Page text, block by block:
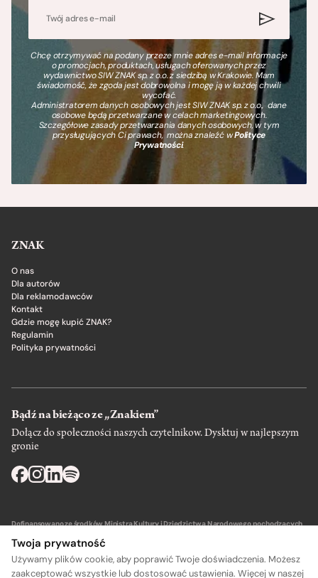
Chcę otrzymywać na podany przeze mnie adres e-mail informacje
o promocjach, produktach, usługach oferowanych przez
wydawnictwo SIW ZNAK sp. z o.o. z siedzibą w Krakowie. Mam
świadomość, że zgoda jest dobrowolna i mogę ją w każdej chwili
wycofać.
Administratorem danych osobowych jest SIW ZNAK sp. z o.o., dane
osobowe będą przetwarzane w celach marketingowych.
Szczegółowe zasady przetwarzania danych osobowych, w tym
przysługujących Ci prawach, można znaleźć wPolityce
Prywatności.
ZNAK
O nas
Dla autorów
Dla reklamodawców
Kontakt
Gdzie mogę kupić ZNAK?
Regulamin
Polityka prywatności
Bądź na bieżąco ze „Znakiem”
Dołącz do społeczności naszych czytelnikow. Dysktuj w najlepszym
gronie
Dofinansowano ze środków Ministra Kultury i Dziedzictwa Narodowego pochodzących
Twoja prywatność
Używamy plików cookie, aby poprawić Twoje doświadczenia. Możesz
zaakceptować wszystkie lub dostosować ustawienia. Więcej w naszej